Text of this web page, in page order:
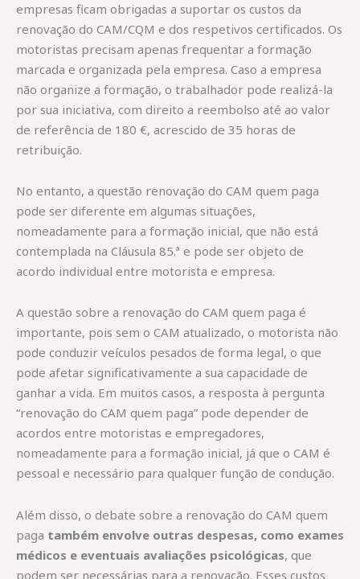
empresas ficam obrigadas a suportar os custos da
renovação do CAM/CQM e dos respetivos certificados. Os
motoristas precisam apenas frequentar a formação
marcada e organizada pela empresa. Caso a empresa
não organize a formação, o trabalhador pode realizá-la
por sua iniciativa, com direito a reembolso até ao valor
de referência de 180 €, acrescido de 35 horas de
retribuição.
No entanto, a questão renovação do CAM quem paga
pode ser diferente em algumas situações,
nomeadamente para a formação inicial, que não está
contemplada na Cláusula 85.ª e pode ser objeto de
acordo individual entre motorista e empresa.
A questão sobre a renovação do CAM quem paga é
importante, pois sem o CAM atualizado, o motorista não
pode conduzir veículos pesados de forma legal, o que
pode afetar significativamente a sua capacidade de
ganhar a vida. Em muitos casos, a resposta à pergunta
“renovação do CAM quem paga” pode depender de
acordos entre motoristas e empregadores,
nomeadamente para a formação inicial, já que o CAM é
pessoal e necessário para qualquer função de condução.
Além disso, o debate sobre a renovação do CAM quem
paga também envolve outras despesas, como exames
médicos e eventuais avaliações psicológicas, que
podem ser necessárias para a renovação. Esses custos